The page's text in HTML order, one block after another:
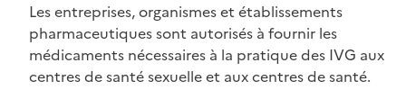
Les entreprises, organismes et établissements
pharmaceutiques sont autorisés à fournir les
médicaments nécessaires à la pratique des IVG aux
centres de santé sexuelle et aux centres de santé.